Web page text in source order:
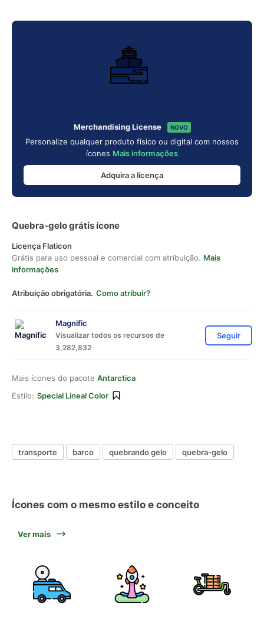
Merchandising License NOVO
Personalize qualquer produto físico ou digital com nossos
ícones Mais informações
Adquira a licença
Quebra-gelo grátis ícone
Licença Flaticon
Grátis para uso pessoal e comercial com atribuição. Mais
informações
Atribuição obrigatória. Como atribuir?
Magnific
Visualizar todos os recursos de
3,282,832
Seguir
Mais ícones do pacote Antarctica
Estilo: Special Lineal Color
transporte barco quebrando gelo quebra-gelo
Ícones com o mesmo estilo e conceito
Ver mais